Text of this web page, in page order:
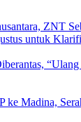
ZNT
untuk
Madina,